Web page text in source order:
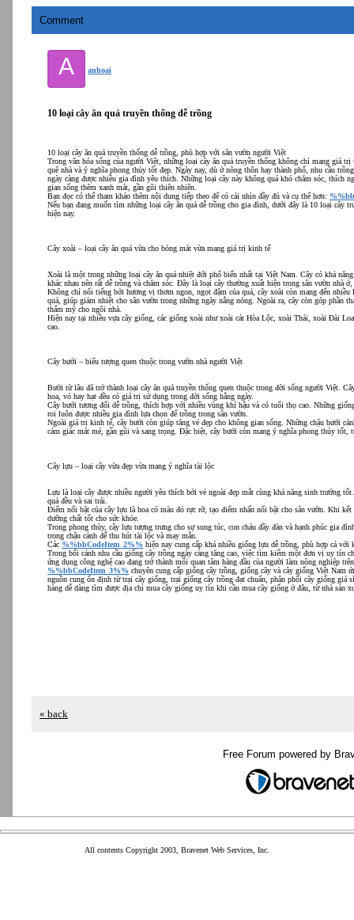
Comment
A anhoai
10 loại cây ăn quả truyền thống dễ trồng
10 loại cây ăn quả truyền thống dễ trồng, phù hợp với sân vườn người Việt
Trong văn hóa sống của người Việt, những loại cây ăn quả truyền thống không chỉ mang giá
quê nhà và ý nghĩa phong thủy tốt đẹp. Ngày nay, dù ở nông thôn hay thành phố, nhu cầu
ngày càng được nhiều gia đình yêu thích. Những loại cây này không quá khó chăm sóc,
gian sống thêm xanh mát, gần gũi thiên nhiên.
Bạn đọc có thể tham khảo thêm nội dung tiếp theo để có cái nhìn đầy đủ và cụ thể hơn:
Nếu bạn đang muốn tìm những loại cây ăn quả dễ trồng cho gia đình, dưới đây là 10 loại cây
hiện nay.
Cây xoài – loại cây ăn quả vừa cho bóng mát vừa mang giá trị kinh tế
Xoài là một trong những loại cây ăn quả nhiệt đới phổ biến nhất tại Việt Nam. Cây có khả
khác nhau nên rất dễ trồng và chăm sóc. Đây là loại cây thường xuất hiện trong sân vườn nhà
Không chỉ nổi tiếng bởi hương vị thơm ngon, ngọt đậm của quả, cây xoài còn mang đến
quả, giúp giảm nhiệt cho sân vườn trong những ngày nắng nóng. Ngoài ra, cây còn góp phần
thẩm mỹ cho ngôi nhà.
Hiện nay tại nhiều vựa cây giống, các giống xoài như xoài cát Hòa Lộc, xoài Thái, xoài Đài
cao.
Cây bưởi – biểu tượng quen thuộc trong vườn nhà người Việt
Bưởi từ lâu đã trở thành loại cây ăn quả truyền thống quen thuộc trong đời sống người Việt.
hoa, vỏ hay hạt đều có giá trị sử dụng trong đời sống hằng ngày.
Cây bưởi tương đối dễ trồng, thích hợp với nhiều vùng khí hậu và có tuổi thọ cao. Những
roi luôn được nhiều gia đình lựa chọn để trồng trong sân vườn.
Ngoài giá trị kinh tế, cây bưởi còn giúp tăng vẻ đẹp cho không gian sống. Những chậu bưởi
cảm giác mát mẻ, gần gũi và sang trọng. Đặc biệt, cây bưởi còn mang ý nghĩa phong thủy tốt,
Cây lựu – loại cây vừa đẹp vừa mang ý nghĩa tài lộc
Lựu là loại cây được nhiều người yêu thích bởi vẻ ngoài đẹp mắt cùng khả năng sinh trưởng
quả đều và sai trái.
Điểm nổi bật của cây lựu là hoa có màu đỏ rực rỡ, tạo điểm nhấn nổi bật cho sân vườn. Khi
dưỡng chất tốt cho sức khỏe.
Trong phong thủy, cây lựu tượng trưng cho sự sung túc, con cháu đầy đàn và hạnh phúc gia
trong chậu cảnh để thu hút tài lộc và may mắn.
Các %%bbCodeItem_2%% hiện nay cung cấp khá nhiều giống lựu dễ trồng, phù hợp cả với
Trong bối cảnh nhu cầu giống cây trồng ngày càng tăng cao, việc tìm kiếm một đơn vị uy tín
ứng dụng công nghệ cao đang trở thành mối quan tâm hàng đầu của người làm nông nghiệp
%%bbCodeItem_3%% chuyên cung cấp giống cây trồng, giống cây và cây giống Việt Nam
nguồn cung ổn định từ trại cây giống, trại giống cây trồng đạt chuẩn, phân phối cây giống giá
hàng dễ dàng tìm được địa chỉ mua cây giống uy tín khi cần mua cây giống ở đâu, từ nhà sản
« back
Free Forum powered by
All contents Copyright 2003, Bravenet Web Services, Inc.